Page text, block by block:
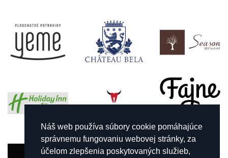
Náš web používa súbory cookie pomáhajúce
správnemu fungovaniu webovej stránky, za
účelom zlepšenia poskytovaných služieb,